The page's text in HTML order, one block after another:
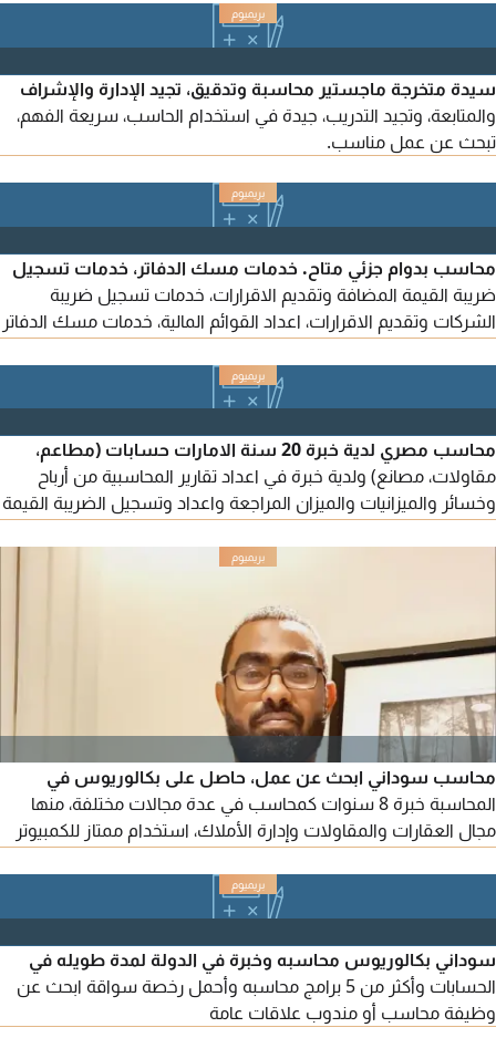
في برامج الحسابات واكسل موجود في الشارقة، يوجد اقامة قابلة
سيدة متخرجة ماجستير محاسبة وتدقيق، تجيد الإدارة والإشراف
والمتابعة، وتجيد التدريب، جيدة في استخدام الحاسب، سريعة الفهم،
تبحث عن عمل مناسب.
محاسب بدوام جزئي متاح. خدمات مسك الدفاتر، خدمات تسجيل
ضريبة القيمة المضافة وتقديم الاقرارات، خدمات تسجيل ضريبة
الشركات وتقديم الاقرارات، اعداد القوائم المالية، خدمات مسك الدفاتر
الشهرية والأسبوعية، جميع الأعمال المحاسبية، مراجعة الأداء
والتقارير المالية، برامج طباعة الشيكات، خدمات جرد المخزون، أعمال
محاسب مصري لدية خبرة 20 سنة الامارات حسابات (مطاعم،
مقاولات، مصانع) ولدية خبرة في اعداد تقارير المحاسبية من أرباح
وخسائر والميزانيات والميزان المراجعة واعداد وتسجيل الضريبة القيمة
القيمة المضافة والضريبة الشركات
محاسب سوداني ابحث عن عمل، حاصل على بكالوريوس في
المحاسبة خبرة 8 سنوات كمحاسب في عدة مجالات مختلفة، منها
مجال العقارات والمقاولات وإدارة الأملاك، استخدام ممتاز للكمبيوتر
خبرة في الأعمال الادارية وتنظيم الحسابات واعداد التقارير المالية
وتقديم الاقرارات الضريبية، ضريبة القيمة المضافة وضريبة الشركات
سوداني بكالوريوس محاسبه وخبرة في الدولة لمدة طويله في
الحسابات وأكثر من 5 برامج محاسبه وأحمل رخصة سواقة ابحث عن
وظيفة محاسب أو مندوب علاقات عامة